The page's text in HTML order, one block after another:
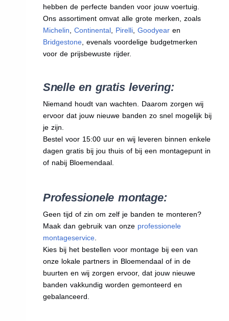
hebben de perfecte banden voor jouw voertuig.
Ons assortiment omvat alle grote merken, zoals
Michelin, Continental, Pirelli, Goodyearen
Bridgestone, evenals voordelige budgetmerken
voor de prijsbewuste rijder.
Snelle en gratis levering:
Niemand houdt van wachten. Daarom zorgen wij
ervoor dat jouw nieuwe banden zo snel mogelijk bij
je zijn.
Bestel voor 15:00 uur en wij leveren binnen enkele
dagen gratis bij jou thuis of bij een montagepunt in
of nabij Bloemendaal.
Professionele montage:
Geen tijd of zin om zelf je banden te monteren?
Maak dan gebruik van onze professionele
montageservice.
Kies bij het bestellen voor montage bij een van
onze lokale partners in Bloemendaal of in de
buurten en wij zorgen ervoor, dat jouw nieuwe
banden vakkundig worden gemonteerd en
gebalanceerd.